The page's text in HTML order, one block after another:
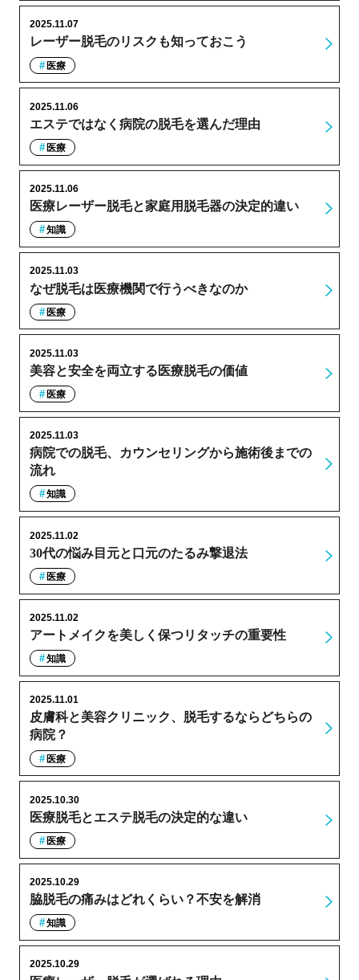
レーザー脱毛のリスクも知っておこう
2025.11.07
医療
エステではなく病院の脱毛を選んだ理由
2025.11.06
医療
医療レーザー脱毛と家庭用脱毛器の決定的違い
2025.11.06
知識
なぜ脱毛は医療機関で行うべきなのか
2025.11.03
医療
美容と安全を両立する医療脱毛の価値
2025.11.03
医療
病院での脱毛、カウンセリングから施術後までの
流れ
2025.11.03
知識
30代の悩み目元と口元のたるみ撃退法
2025.11.02
医療
アートメイクを美しく保つリタッチの重要性
2025.11.02
知識
皮膚科と美容クリニック、脱毛するならどちらの
病院？
2025.11.01
医療
医療脱毛とエステ脱毛の決定的な違い
2025.10.30
医療
脇脱毛の痛みはどれくらい？不安を解消
2025.10.29
知識
2025.10.29